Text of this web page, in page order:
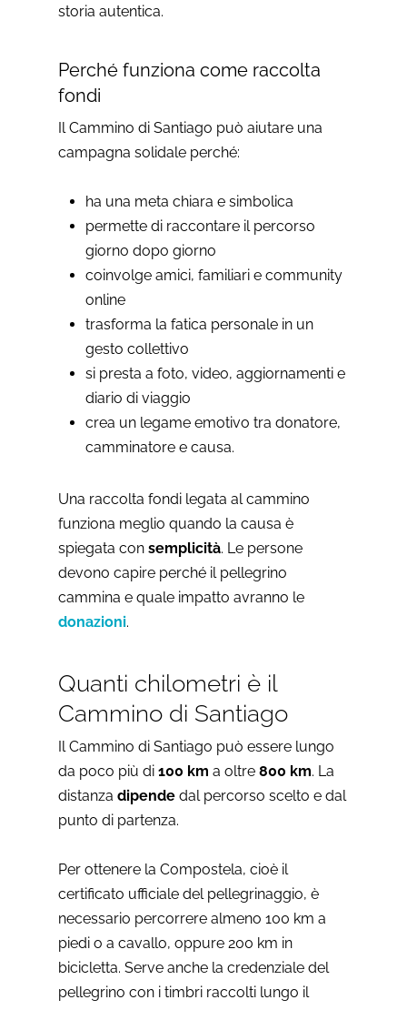
storia autentica.
Perché funziona come raccolta
fondi
Il Cammino di Santiago può aiutare una
campagna solidale perché:
ha una meta chiara e simbolica
permette di raccontare il percorso
giorno dopo giorno
coinvolge amici, familiari e community
online
trasforma la fatica personale in un
gesto collettivo
si presta a foto, video, aggiornamenti e
diario di viaggio
crea un legame emotivo tra donatore,
camminatore e causa.
Una raccolta fondi legata al cammino
funziona meglio quando la causa è
spiegata con semplicità. Le persone
devono capire perché il pellegrino
cammina e quale impatto avranno le
donazioni.
Quanti chilometri è il
Cammino di Santiago
Il Cammino di Santiago può essere lungo
da poco più di 100 km a oltre 800 km. La
distanza dipende dal percorso scelto e dal
punto di partenza.
Per ottenere la Compostela, cioè il
certificato ufficiale del pellegrinaggio, è
necessario percorrere almeno 100 km a
piedi o a cavallo, oppure 200 km in
bicicletta. Serve anche la credenziale del
pellegrino con i timbri raccolti lungo il